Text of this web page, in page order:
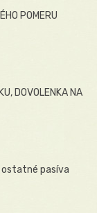
POMERU
DOVOLENKA NA
ostatné pasíva